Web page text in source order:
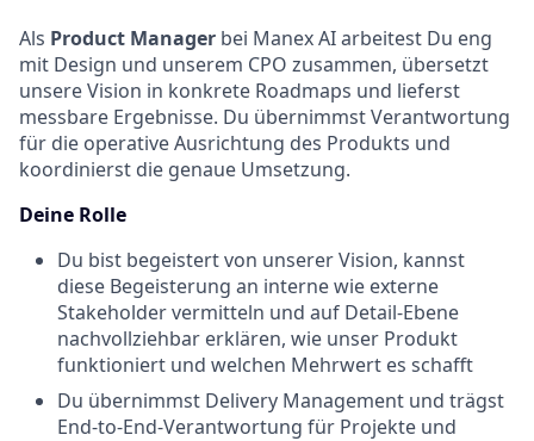
Als Product Manager bei Manex AI arbeitest Du eng
mit Design und unserem CPO zusammen, übersetzt
unsere Vision in konkrete Roadmaps und lieferst
messbare Ergebnisse. Du übernimmst Verantwortung
für die operative Ausrichtung des Produkts und
koordinierst die genaue Umsetzung.
Deine Rolle
Du bist begeistert von unserer Vision, kannst
diese Begeisterung an interne wie externe
Stakeholder vermitteln und auf Detail-Ebene
nachvollziehbar erklären, wie unser Produkt
funktioniert und welchen Mehrwert es schafft
Du übernimmst Delivery Management und trägst
End-to-End-Verantwortung für Projekte und